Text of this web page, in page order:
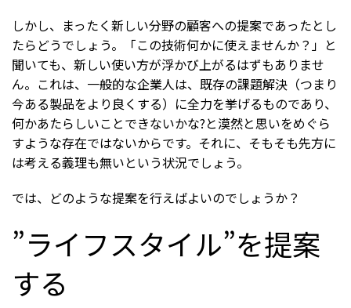
しかし、まったく新しい分野の顧客への提案であったとし
たらどうでしょう。「この技術何かに使えませんか？」と
聞いても、新しい使い方が浮かび上がるはずもありませ
ん。これは、一般的な企業人は、既存の課題解決（つまり
今ある製品をより良くする）に全力を挙げるものであり、
何かあたらしいことできないかな?と漠然と思いをめぐら
すような存在ではないからです。それに、そもそも先方に
は考える義理も無いという状況でしょう。
では、どのような提案を行えばよいのでしょうか？
”ライフスタイル”を提案
する